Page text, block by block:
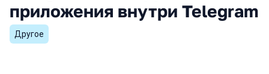
приложения внутри Telegram
Другое